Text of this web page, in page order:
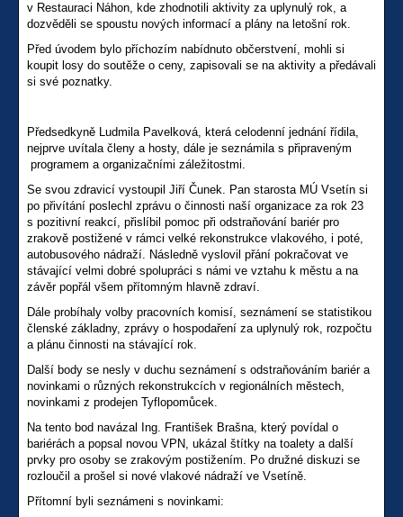
v Restauraci Náhon, kde zhodnotili aktivity za uplynulý rok, a
dozvěděli se spoustu nových informací a plány na letošní rok.
Před úvodem bylo příchozím nabídnuto občerstvení, mohli si
koupit losy do soutěže o ceny, zapisovali se na aktivity a předávali
si své poznatky.
Předsedkyně Ludmila Pavelková, která celodenní jednání řídila,
nejprve uvítala členy a hosty, dále je seznámila s připraveným
programem a organizačními záležitostmi.
Se svou zdravicí vystoupil Jiří Čunek. Pan starosta MÚ Vsetín si
po přivítání poslechl zprávu o činnosti naší organizace za rok 23
s pozitivní reakcí, přislíbil pomoc při odstraňování bariér pro
zrakově postižené v rámci velké rekonstrukce vlakového, i poté,
autobusového nádraží. Následně vyslovil přání pokračovat ve
stávající velmi dobré spolupráci s námi ve vztahu k městu a na
závěr popřál všem přítomným hlavně zdraví.
Dále probíhaly volby pracovních komisí, seznámení se statistikou
členské základny, zprávy o hospodaření za uplynulý rok, rozpočtu
a plánu činnosti na stávající rok.
Další body se nesly v duchu seznámení s odstraňováním bariér a
novinkami o různých rekonstrukcích v regionálních městech,
novinkami z prodejen Tyflopomůcek.
Na tento bod navázal Ing. František Brašna, který povídal o
bariérách a popsal novou VPN, ukázal štítky na toalety a další
prvky pro osoby se zrakovým postižením. Po družné diskuzi se
rozloučil a prošel si nové vlakové nádraží ve Vsetíně.
Přítomní byli seznámeni s novinkami: